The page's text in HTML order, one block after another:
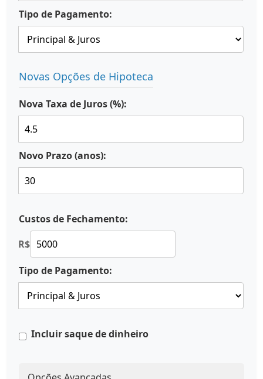
Tipo de Pagamento:
Novas Opções de Hipoteca
Nova Taxa de Juros (%):
Novo Prazo (anos):
Custos de Fechamento:
R$
Tipo de Pagamento:
Incluir saque de dinheiro